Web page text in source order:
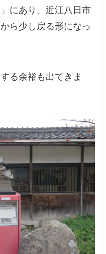
にあり、近江八日市
ら少し戻る形になっ
る余裕も出てきま